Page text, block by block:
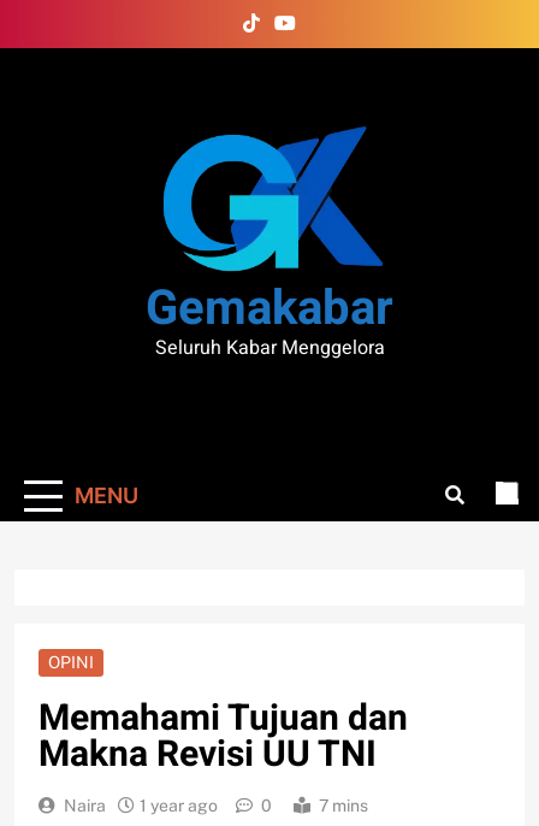
to
Gemakabar
Seluruh Kabar Menggelora
MENU
OPINI
Memahami Tujuan dan
Makna Revisi UU TNI
Naira 1 year ago 0 7 mins